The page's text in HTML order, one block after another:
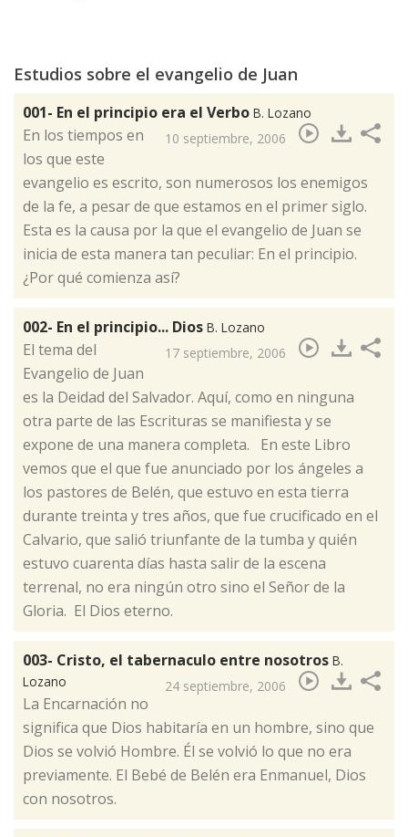
Estudios sobre el evangelio de Juan
001- En el principio era el Verbo B. Lozano
10 septiembre, 2006
​En los tiempos en
los que este
evangelio es escrito, son numerosos los enemigos
de la fe, a pesar de que estamos en el primer siglo.
Esta es la causa por la que el evangelio de Juan se
inicia de esta manera tan peculiar: En el principio.
¿Por qué comienza así?
002- En el principio... Dios B. Lozano
17 septiembre, 2006
​El tema del
Evangelio de Juan
es la Deidad del Salvador. Aquí, como en ninguna
otra parte de las Escrituras se manifiesta y se
expone de una manera completa. En este Libro
vemos que el que fue anunciado por los ángeles a
los pastores de Belén, que estuvo en esta tierra
durante treinta y tres años, que fue crucificado en el
Calvario, que salió triunfante de la tumba y quién
estuvo cuarenta días hasta salir de la escena
terrenal, no era ningún otro sino el Señor de la
Gloria. El Dios eterno.
003- Cristo, el tabernaculo entre nosotros B.
Lozano
24 septiembre, 2006
​La Encarnación no
significa que Dios habitaría en un hombre, sino que
Dios se volvió Hombre. Él se volvió lo que no era
previamente. El Bebé de Belén era Enmanuel, Dios
con nosotros.